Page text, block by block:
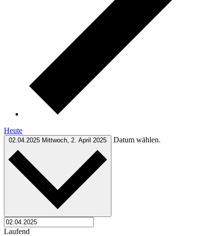
Heute
02.04.2025 Mittwoch, 2. April 2025 Datum wählen.
Laufend